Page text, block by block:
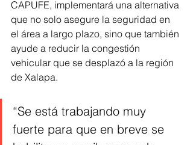
CAPUFE, implementará una alternativa
que no solo asegure la seguridad en
el área a largo plazo, sino que también
ayude a reducir la congestión
vehicular que se desplazó a la región
de Xalapa.
“Se está trabajando muy
fuerte para que en breve se